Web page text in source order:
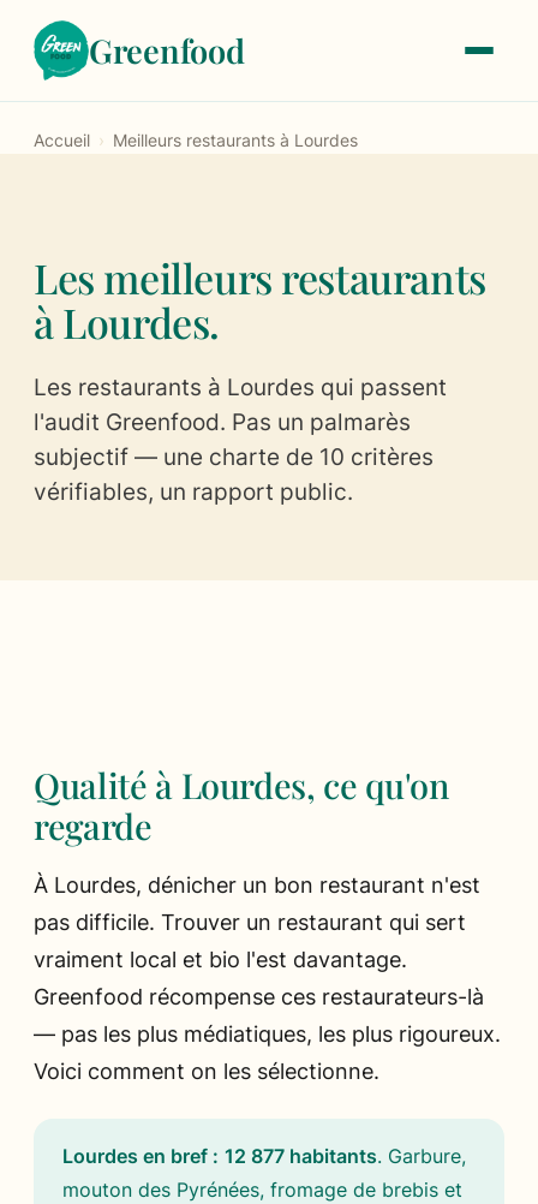
Greenfood
Le label
Notre histoire
Les critères de labellisation
Les tarifs
Trouver un restaurant
Accueil › Meilleurs restaurants à Lourdes
Les meilleurs restaurants
à Lourdes.
Les restaurants à Lourdes qui passent
l'audit Greenfood. Pas un palmarès
subjectif — une charte de 10 critères
vérifiables, un rapport public.
Qualité à Lourdes, ce qu'on
regarde
À Lourdes, dénicher un bon restaurant n'est
pas difficile. Trouver un restaurant qui sert
vraiment local et bio l'est davantage.
Greenfood récompense ces restaurateurs-là
— pas les plus médiatiques, les plus rigoureux.
Voici comment on les sélectionne.
Lourdes en bref : 12 877 habitants. Garbure,
mouton des Pyrénées, fromage de brebis et